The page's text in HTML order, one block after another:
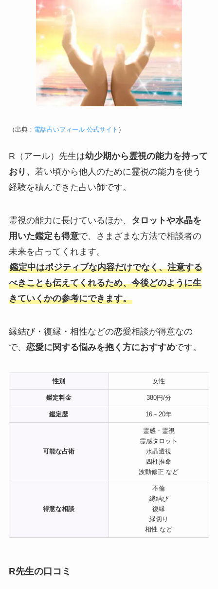
（出典： 電話占いフィール 公式サイト ）
R（アール）先生は幼少期から霊視の能力を持って
おり、 若い頃から他人のために霊視の能力を使う
経験を積んできた占い師です。
霊視の能力に長けているほか、
タロットや水晶を
用いた鑑定も得意で、さまざまな方法で相談者の
未来を占ってくれます。
鑑定中はポジティブな内容だけでなく、注意する
べきことも伝えてくれるため、今後どのように生
きていくかの参考にできます。
縁結び・復縁・相性などの恋愛相談が得意なの
で、 恋愛に関する悩みを抱く方におすすめです。
性別 女性
鑑定料金 380円/分
鑑定歴 16～20年
可能な占術
霊感・霊視
霊感タロット
水晶透視
四柱推命
波動修正 など
得意な相談
不倫
縁結び
復縁
縁切り
相性 など
R先生の口コミ